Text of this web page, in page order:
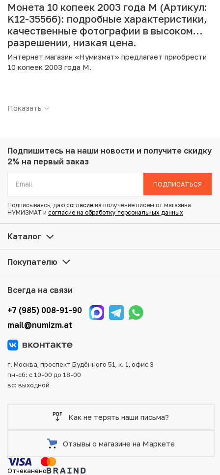
Монета 10 копеек 2003 года М (Артикул:
K12-35566): подробные характеристики,
качественные фотографии в высоком
разрешении, низкая цена.
Интернет магазин «Нумизмат» предлагает приобрести
10 копеек 2003 года М.
Страна: Россия
Металл: Латунь
Вес: 1.95 г
Состояние: AU
Купить 10 копеек 2003 года М по привлекательной цене
можно в нашем интернет-магазине — Вам достаточно
оформить заказ на сайте. Все монеты, представленные
Мы доставим Ваш заказ в любой регион России, кроме
оплаты и доставки заказа. Все отправления надежно и
тщательно упаковываются, что исключает возможность
повреждения во время доставки.
Показать
Подпишитесь на наши новости и получите скидку
2% на первый заказ
ПОДПИСАТЬСЯ
Подписываясь, даю согласие на получение писем от магазина
НУМИЗМАТ и согласие на обработку персональных данных
Каталог
Покупателю
Всегда на связи
+7 (985) 008-91-90
mail@numizm.at
г. Москва, проспект Будённого 51, к. 1, офис 3
пн-сб: с 10-00 до 18-00
вс: выходной
Как не терять наши письма?
Отзывы о магазине на Маркете
Отчеканено